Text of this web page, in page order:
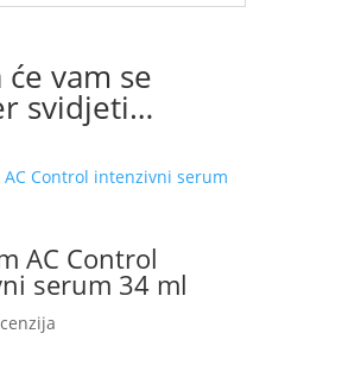
će vam se
svidjeti…
AC Control
serum 34 ml